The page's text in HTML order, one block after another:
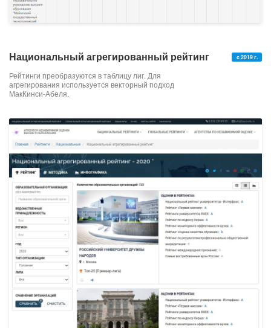
Национальный агрегированный рейтинг
Рейтинги преобразуются в таблицу лиг. Для
агрегирования используется векторный подход
МакКинси-Абеля.
с 2019 г.